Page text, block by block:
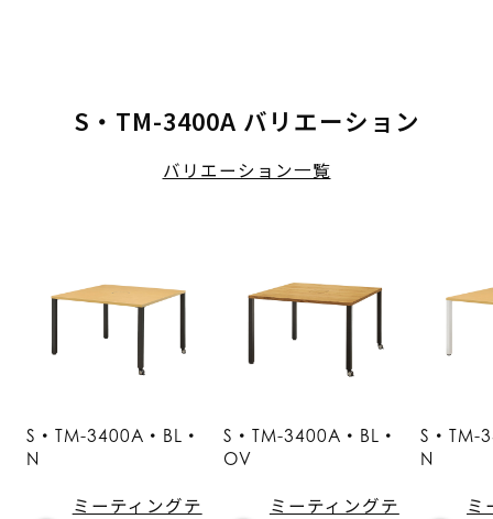
S・TM-3400A バリエーション
バリエーション一覧
S・TM-3400A・BL・
N
ミーティングテ
S・TM-3400A・BL・
OV
ミーティングテ
S・TM-
N
ミ